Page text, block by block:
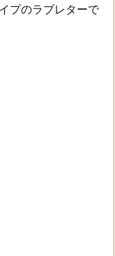
プのラブレターで